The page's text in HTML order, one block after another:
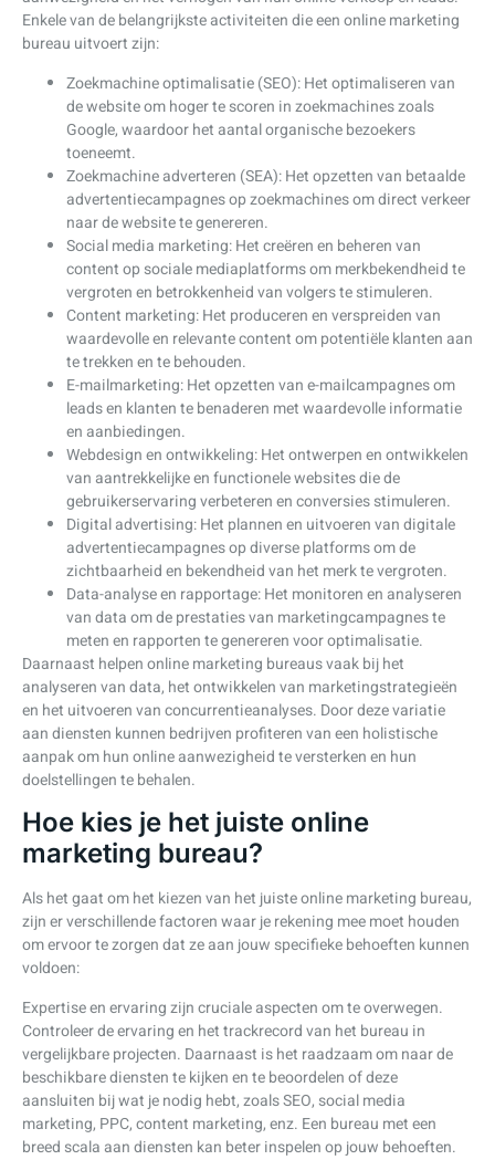
Enkele van de belangrijkste activiteiten die een online marketing
bureau uitvoert zijn:
Zoekmachine optimalisatie (SEO): Het optimaliseren van
de website om hoger te scoren in zoekmachines zoals
Google, waardoor het aantal organische bezoekers
toeneemt.
Zoekmachine adverteren (SEA): Het opzetten van betaalde
advertentiecampagnes op zoekmachines om direct verkeer
naar de website te genereren.
Social media marketing: Het creëren en beheren van
content op sociale mediaplatforms om merkbekendheid te
vergroten en betrokkenheid van volgers te stimuleren.
Content marketing: Het produceren en verspreiden van
waardevolle en relevante content om potentiële klanten aan
te trekken en te behouden.
E-mailmarketing: Het opzetten van e-mailcampagnes om
leads en klanten te benaderen met waardevolle informatie
en aanbiedingen.
Webdesign en ontwikkeling: Het ontwerpen en ontwikkelen
van aantrekkelijke en functionele websites die de
gebruikerservaring verbeteren en conversies stimuleren.
Digital advertising: Het plannen en uitvoeren van digitale
advertentiecampagnes op diverse platforms om de
zichtbaarheid en bekendheid van het merk te vergroten.
Data-analyse en rapportage: Het monitoren en analyseren
van data om de prestaties van marketingcampagnes te
meten en rapporten te genereren voor optimalisatie.
Daarnaast helpen online marketing bureaus vaak bij het
analyseren van data, het ontwikkelen van marketingstrategieën
en het uitvoeren van concurrentieanalyses. Door deze variatie
aan diensten kunnen bedrijven profiteren van een holistische
aanpak om hun online aanwezigheid te versterken en hun
doelstellingen te behalen.
Hoe kies je het juiste online
marketing bureau?
Als het gaat om het kiezen van het juiste online marketing bureau,
zijn er verschillende factoren waar je rekening mee moet houden
om ervoor te zorgen dat ze aan jouw specifieke behoeften kunnen
voldoen:
Expertise en ervaring zijn cruciale aspecten om te overwegen.
Controleer de ervaring en het trackrecord van het bureau in
vergelijkbare projecten. Daarnaast is het raadzaam om naar de
beschikbare diensten te kijken en te beoordelen of deze
aansluiten bij wat je nodig hebt, zoals SEO, social media
marketing, PPC, content marketing, enz. Een bureau met een
breed scala aan diensten kan beter inspelen op jouw behoeften.